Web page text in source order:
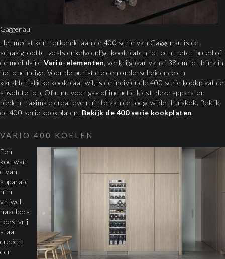
Gaggenau
Het meest kenmerkende aan de 400 serie van Gaggenau is de
schaalgrootte, zoals enkelvoudige kookplaten tot een meter breed of
de modulaire Vario-elementen , verkrijgbaar vanaf 38 cm tot bijna in
het oneindige. Voor de purist die een onderscheidende en
karakteristieke kookplaat wil, is de individuele 400 serie kookplaat de
absolute top. Of u nu voor gas of inductie kiest, deze apparaten
bieden maximale creatieve ruimte aan de toegewijde thuiskok. Bekijk
de 400 serie kookplaten. Bekijk de 400 serie kookplaten
VARIO 400 KOELEN
Een
koelwan
d van
apparate
n in
vrijwel
naadloos
roestvrij
staal
creëert
een